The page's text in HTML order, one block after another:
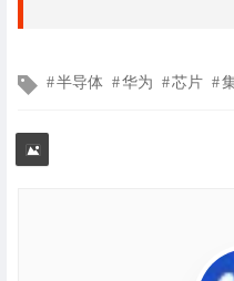
文
签
半导体 华为 芯片